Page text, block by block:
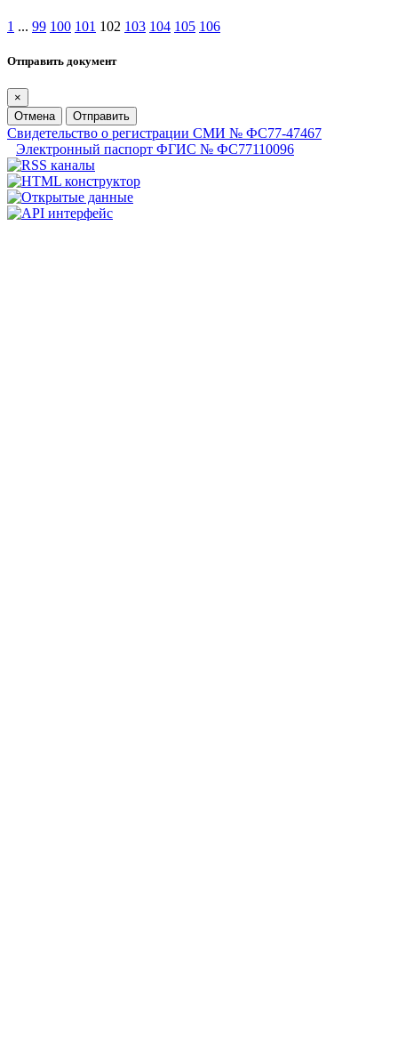
1 ... 99 100 101 102 103 104 105 106
Отправить документ
×
Отмена
Отправить
Свидетельство о регистрации СМИ № ФС77-47467
Электронный паспорт ФГИС № ФС77110096